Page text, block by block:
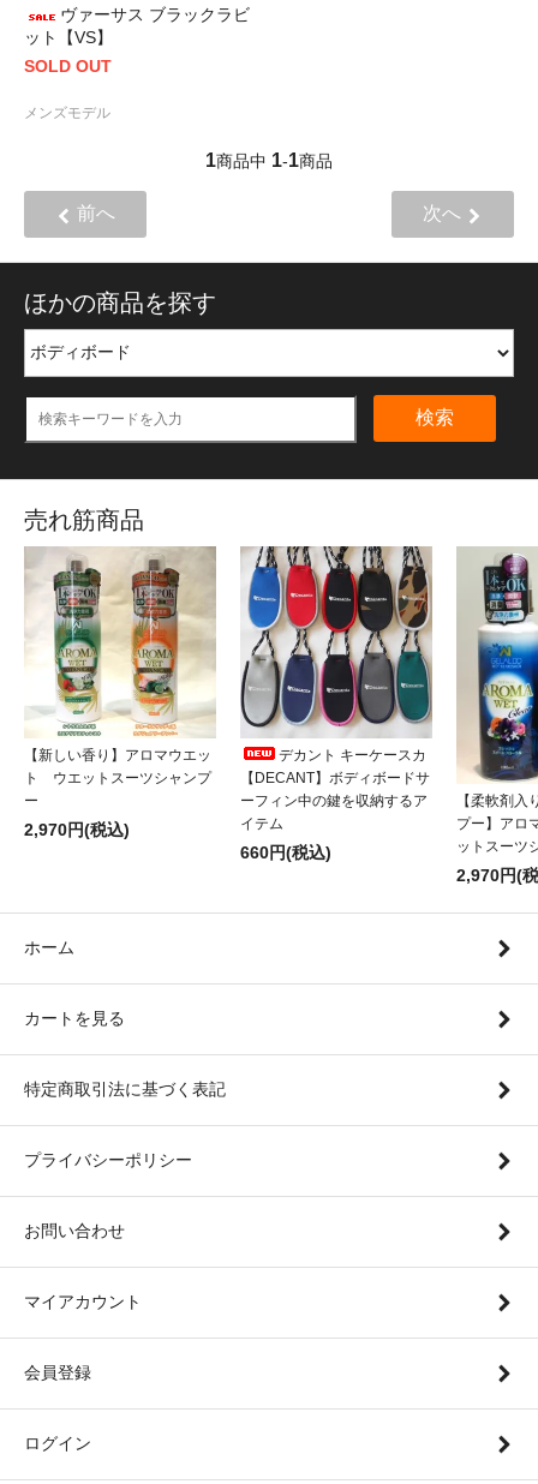
ヴァーサス ブラックラビ
ット【VS】
SOLD OUT
メンズモデル
1商品中 1-1商品
前へ 次へ
ほかの商品を探す
検索
売れ筋商品
【新しい香り】アロマウエッ
ト ウエットスーツシャンプ
ー
2,970円(税込)
デカント キーケースカ
【DECANT】ボディボードサ
ーフィン中の鍵を収納するア
イテム
660円(税込)
【柔軟剤入
プー】アロ
ットスーツ
2,970円(
ホーム
カートを見る
特定商取引法に基づく表記
プライバシーポリシー
お問い合わせ
マイアカウント
会員登録
ログイン